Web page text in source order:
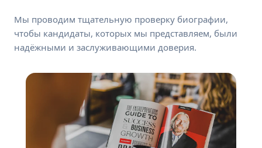
Мы проводим тщательную проверку биографии,
чтобы кандидаты, которых мы представляем, были
надёжными и заслуживающими доверия.